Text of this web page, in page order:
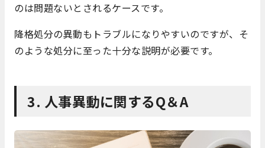
のは問題ないとされるケースです。
降格処分の異動もトラブルになりやすいのですが、そ
のような処分に至った十分な説明が必要です。
3. 人事異動に関するQ＆A